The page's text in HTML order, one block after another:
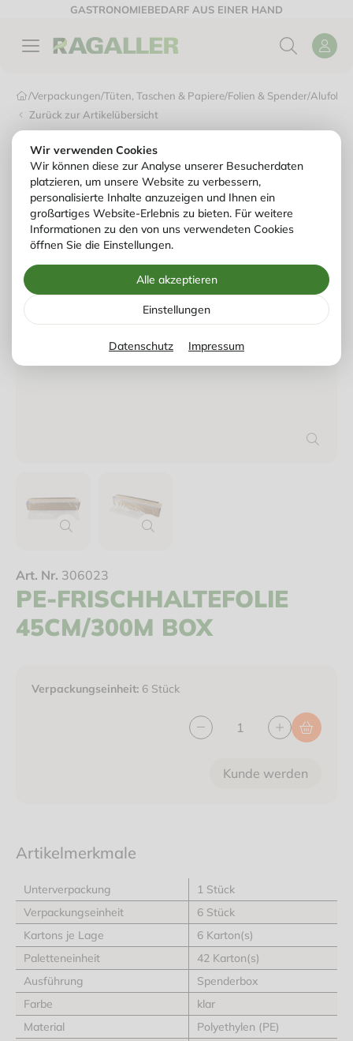
Wir verwenden Cookies
Wir können diese zur Analyse unserer Besucherdaten
platzieren, um unsere Website zu verbessern,
personalisierte Inhalte anzuzeigen und Ihnen ein
großartiges Website-Erlebnis zu bieten. Für weitere
Informationen zu den von uns verwendeten Cookies
öffnen Sie die Einstellungen.
Alle akzeptieren
Einstellungen
Datenschutz Impressum
GASTRONOMIEBEDARF AUS EINER HAND
/Verpackungen/Tüten, Taschen & Papiere/Folien & Spender/Alufolie,
Zurück zur Artikelübersicht
Art. Nr. 306023
PE-FRISCHHALTEFOLIE
45CM/300M BOX
Verpackungseinheit: 6 Stück
Kunde werden
Artikelmerkmale
Unterverpackung
1 Stück
Verpackungseinheit
6 Stück
Kartons je Lage
6 Karton(s)
Paletteneinheit
42 Karton(s)
Ausführung
Spenderbox
Farbe
klar
Material
Polyethylen (PE)